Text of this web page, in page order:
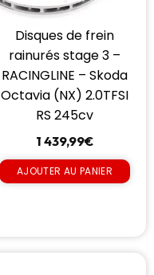
Disques de frein
rainurés stage 3 –
RACINGLINE – Skoda
Octavia (NX) 2.0TFSI
RS 245cv
1 439,99€
AJOUTER AU PANIER